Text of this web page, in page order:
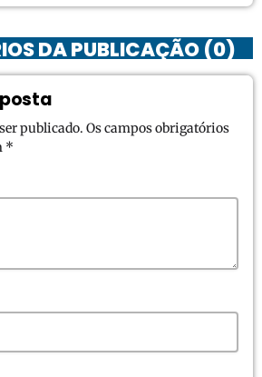
DA PUBLICAÇÃO (0)
publicado. Os campos obrigatórios
*